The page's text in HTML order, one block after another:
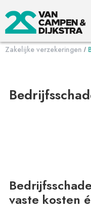
Zakelijke verzekeringen /
vaste kosten